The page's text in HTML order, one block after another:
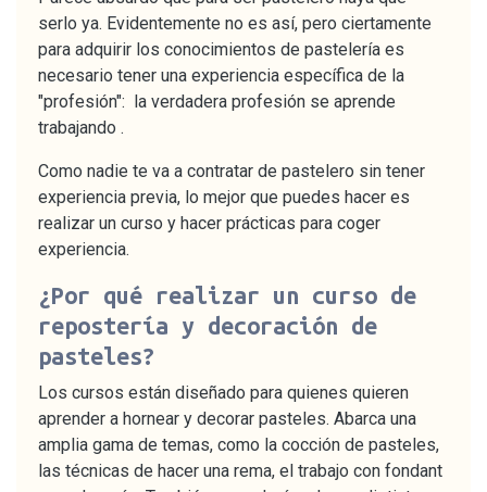
serlo ya. Evidentemente no es así, pero ciertamente
para adquirir los conocimientos de pastelería es
necesario tener una experiencia específica de la
"profesión": la verdadera profesión se aprende
trabajando .
Como nadie te va a contratar de pastelero sin tener
experiencia previa, lo mejor que puedes hacer es
realizar un curso y hacer prácticas para coger
experiencia.
¿Por qué realizar un curso de
repostería y decoración de
pasteles?
Los cursos están diseñado para quienes quieren
aprender a hornear y decorar pasteles. Abarca una
amplia gama de temas, como la cocción de pasteles,
las técnicas de hacer una rema, el trabajo con fondant